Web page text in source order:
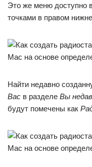
Это же меню доступно
точками в правом
Найти недавно
Вас в разделе Вы
будут помечены как